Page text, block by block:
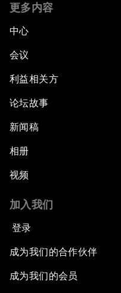
更多内容
中心
会议
利益相关方
论坛故事
新闻稿
相册
视频
加入我们
登录
成为我们的合作伙伴
成为我们的会员